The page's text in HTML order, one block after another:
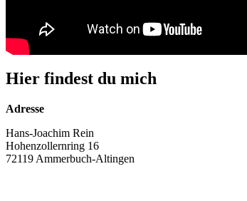
Hier findest du mich
Adresse
Hans-Joachim Rein
Hohenzollernring 16
72119 Ammerbuch-Altingen